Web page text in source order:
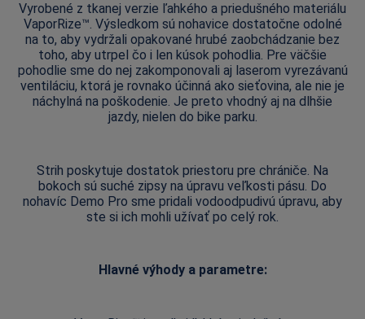
Vyrobené z tkanej verzie ľahkého a priedušného materiálu
VaporRize™. Výsledkom sú nohavice dostatočne odolné
na to, aby vydržali opakované hrubé zaobchádzanie bez
toho, aby utrpel čo i len kúsok pohodlia. Pre väčšie
pohodlie sme do nej zakomponovali aj laserom vyrezávanú
ventiláciu, ktorá je rovnako účinná ako sieťovina, ale nie je
náchylná na poškodenie. Je preto vhodný aj na dlhšie
jazdy, nielen do bike parku.
Strih poskytuje dostatok priestoru pre chrániče. Na
bokoch sú suché zipsy na úpravu veľkosti pásu. Do
nohavíc Demo Pro sme pridali vodoodpudivú úpravu, aby
ste si ich mohli užívať po celý rok.
Hlavné výhody a parametre: